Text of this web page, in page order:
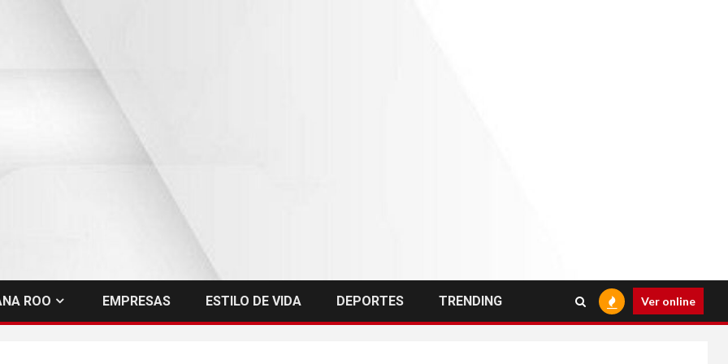
ROO EMPRESAS ESTILO DE VIDA DEPORTES TRENDING Ver online